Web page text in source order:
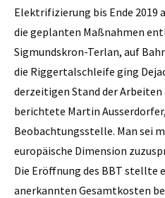
Elektrifizierung bis Ende 2019
die geplanten Maßnahmen
Sigmundskron-Terlan, auf
die Riggertalschleife ging
derzeitigen Stand der
berichtete Martin
Beobachtungsstelle. Man sei
europäische Dimension
Die Eröffnung des BBT stellte
anerkannten Gesamtkosten